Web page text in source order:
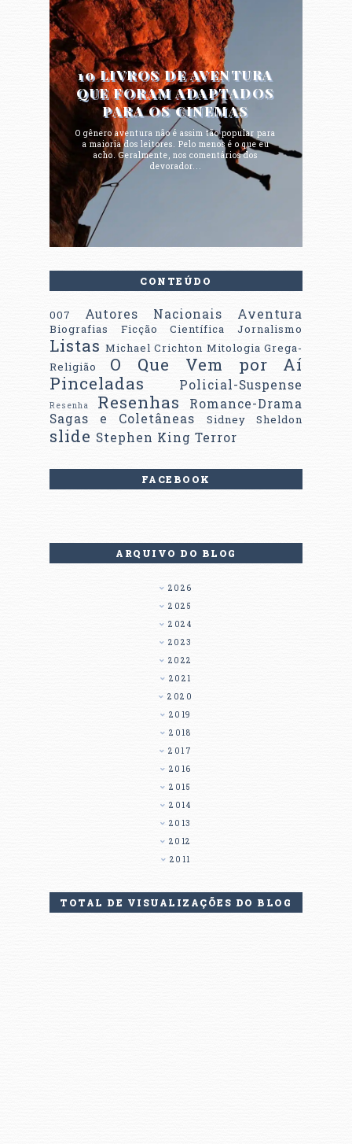
10 LIVROS DE AVENTURA
QUE FORAM ADAPTADOS
PARA OS CINEMAS
O gênero aventura não é assim tão popular para
a maioria dos leitores. Pelo menos é o que eu
acho. Geralmente, nos comentários dos
devorador...
CONTEÚDO
007 Autores Nacionais Aventura
Biografias Ficção Científica Jornalismo
Listas Michael Crichton Mitologia Grega-
Religião
O Que Vem por Aí
Pinceladas
Policial-Suspense
Resenha Resenhas
Romance-Drama
Sagas e Coletâneas
Sidney Sheldon
slide Stephen King Terror
FACEBOOK
ARQUIVO DO BLOG
2026
2025
2024
2023
2022
2021
2020
2019
2018
2017
2016
2015
2014
2013
2012
2011
TOTAL DE VISUALIZAÇÕES DO BLOG